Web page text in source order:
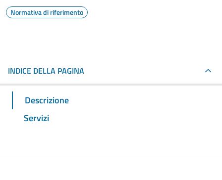
Normativa di riferimento
INDICE DELLA PAGINA
Descrizione
Servizi